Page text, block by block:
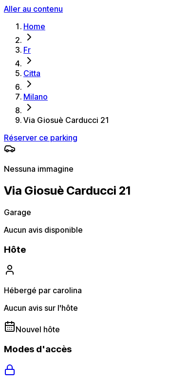
Aller au contenu
Home
Fr
Citta
Milano
Via Giosuè Carducci 21
Réserver ce parking
Nessuna immagine
Via Giosuè Carducci 21
Garage
Aucun avis disponible
Hôte
Hébergé par carolina
Aucun avis sur l'hôte
Nouvel hôte
Modes d'accès